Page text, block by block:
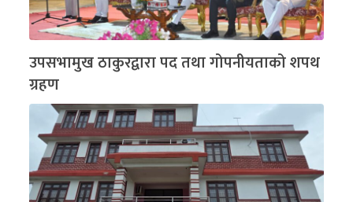
उपसभामुख ठाकुरद्वारा पद तथा गोपनीयताको शपथ
ग्रहण